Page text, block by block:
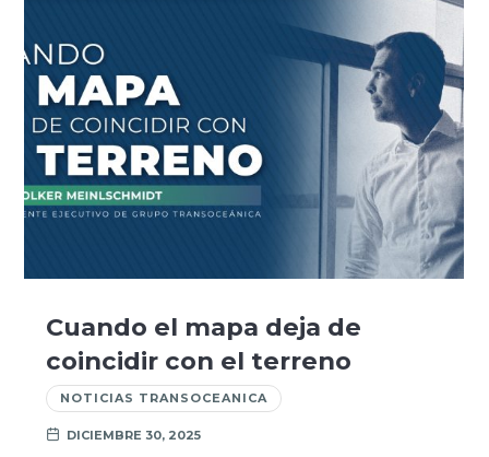
Cuando el mapa deja de
coincidir con el terreno
NOTICIAS TRANSOCEANICA
DICIEMBRE 30, 2025